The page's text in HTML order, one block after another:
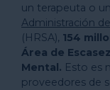
un terapeuta o
Administración
(HRSA), 154
Área de
Mental. Esto es
proveedores de